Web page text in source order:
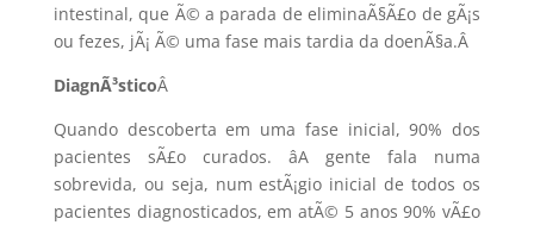
intestinal, que Ã© a parada de eliminaÃ§Ã£o de gÃ¡s
ou fezes, jÃ¡ Ã© uma fase mais tardia da doenÃ§a.Â
DiagnÃ³sticoÂ
Quando descoberta em uma fase inicial, 90% dos
pacientes sÃ£o curados. âA gente fala numa
sobrevida, ou seja, num estÃ¡gio inicial de todos os
pacientes diagnosticados, em atÃ© 5 anos 90% vÃ£o